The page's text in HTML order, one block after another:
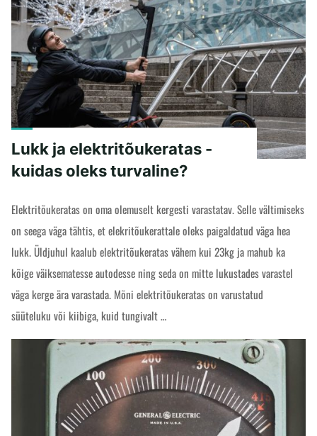
READ MORE"IP-
kaitseaste
-
kui
veekindel
on
elektritõukeratas?"
Lukk ja elektritõukeratas -
kuidas oleks turvaline?
Elektritõukeratas on oma olemuselt kergesti varastatav. Selle vältimiseks
on seega väga tähtis, et elekritõukerattale oleks paigaldatud väga hea
lukk. Üldjuhul kaalub elektritõukeratas vähem kui 23kg ja mahub ka
kõige väiksematesse autodesse ning seda on mitte lukustades varastel
väga kerge ära varastada. Mõni elektritõukeratas on varustatud
süüteluku või kiibiga, kuid tungivalt …
elektritõukeratas
-
kuidas